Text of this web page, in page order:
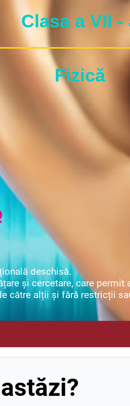
Clasa a VII -
Fizică
deschisă.
și cercetare, care permit
către alții și fără restricții